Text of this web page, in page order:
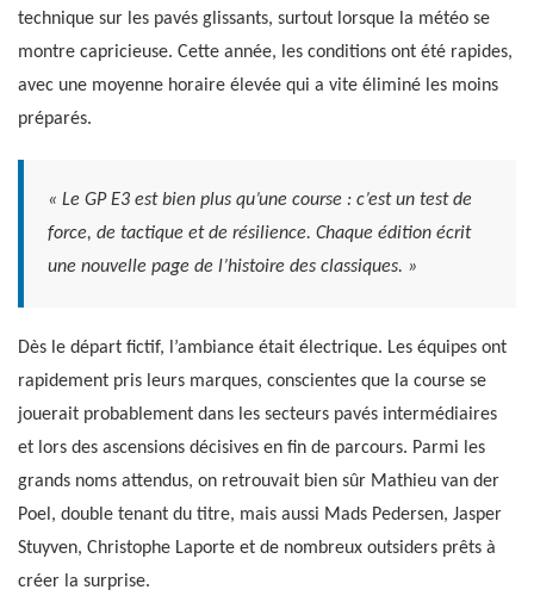
technique sur les pavés glissants, surtout lorsque la météo se
montre capricieuse. Cette année, les conditions ont été rapides,
avec une moyenne horaire élevée qui a vite éliminé les moins
préparés.
« Le GP E3 est bien plus qu’une course : c’est un test de
force, de tactique et de résilience. Chaque édition écrit
une nouvelle page de l’histoire des classiques. »
Dès le départ fictif, l’ambiance était électrique. Les équipes ont
rapidement pris leurs marques, conscientes que la course se
jouerait probablement dans les secteurs pavés intermédiaires
et lors des ascensions décisives en fin de parcours. Parmi les
grands noms attendus, on retrouvait bien sûr Mathieu van der
Poel, double tenant du titre, mais aussi Mads Pedersen, Jasper
Stuyven, Christophe Laporte et de nombreux outsiders prêts à
créer la surprise.